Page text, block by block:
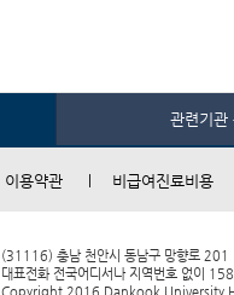
관련기관
이용약관 비급여진료비용
(31116) 충남 천안시 동남구 망향로 201
대표전화 전국어디서나 지역번호 없이